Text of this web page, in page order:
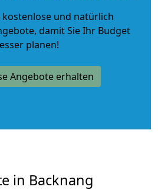
kostenlose und natürlich
, damit Sie Ihr Budget
planen!
Angebote erhalten
in Backnang